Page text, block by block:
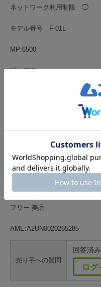
ネットワーク利用制限 ◯
モデル番号 F-01L
MP:6500
RP:7000
WP:
YOP:
フリー 美品
AME:A2UN0020265285
売り手への質問
回答済
ログ